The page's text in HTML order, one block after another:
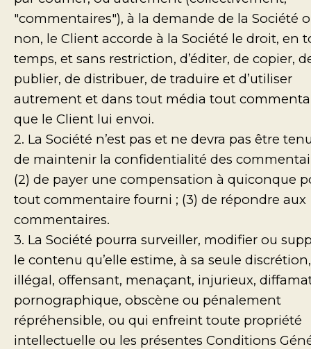
"commentaires"), à la demande de la Société
non, le Client accorde à la Société le droit, en
temps, et sans restriction, d’éditer, de copier,
publier, de distribuer, de traduire et d’utiliser
autrement et dans tout média tout
que le Client lui envoi.
2. La Société n’est pas et ne devra pas être
de maintenir la confidentialité des
(2) de payer une compensation à quiconque
tout commentaire fourni ; (3) de répondre aux
commentaires.
3. La Société pourra surveiller, modifier ou
le contenu qu’elle estime, à sa seule
illégal, offensant, menaçant, injurieux,
pornographique, obscène ou pénalement
répréhensible, ou qui enfreint toute propriété
intellectuelle ou les présentes Conditions